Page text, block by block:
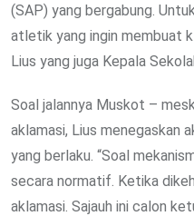
(SAP) yang bergabung.
atletik yang ingin membuat
Lius yang juga Kepala
Soal jalannya Muskot –
aklamasi, Lius menegaskan
yang berlaku. “Soal
secara normatif. Ketika
aklamasi. Sajauh ini calon